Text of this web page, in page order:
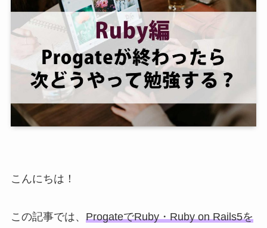
こんにちは！
この記事では、 ProgateでRuby・Ruby on Rails5を